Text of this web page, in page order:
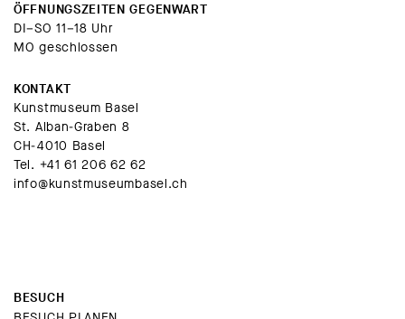
ÖFFNUNGSZEITEN GEGENWART
DI–SO 11–18 Uhr
MO geschlossen
KONTAKT
Kunstmuseum Basel
St. Alban-Graben 8
CH-4010 Basel
Tel. +41 61 206 62 62
info@kunstmuseumbasel.ch
BESUCH